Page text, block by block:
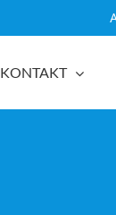
KONTAKT